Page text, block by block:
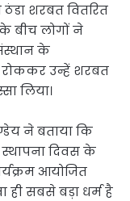
शरबत वितरित
बीच लोगों ने
के
उन्हें शरबत
लिया।
ने बताया कि
दिवस के
आयोजित
ही सबसे बड़ा धर्म है